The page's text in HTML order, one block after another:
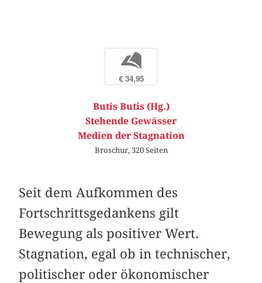
b
€ 34,95
Butis Butis (Hg.)
Stehende Gewässer
Medien der Stagnation
Broschur, 320 Seiten
Seit dem Aufkommen des
Fortschrittsgedankens gilt
Bewegung als positiver Wert.
Stagnation, egal ob in technischer,
politischer oder ökonomischer